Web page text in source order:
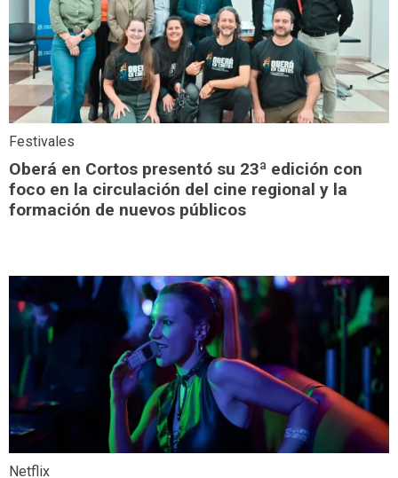
Festivales
Oberá en Cortos presentó su 23ª edición con
foco en la circulación del cine regional y la
formación de nuevos públicos
Netflix